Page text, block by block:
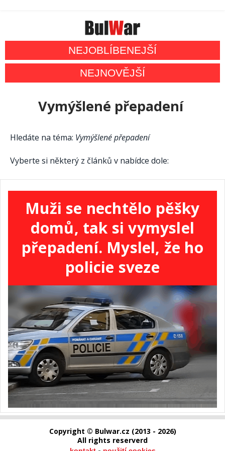
NEJOBLÍBENEJŠÍ
NEJNOVĚJŠÍ
Vymýšlené přepadení
Hledáte na téma: Vymýšlené přepadení
Vyberte si některý z článků v nabídce dole:
Muži se nechtělo pěšky
domů, tak si vymyslel
přepadení. Myslel, že ho
policie sveze
Copyright © Bulwar.cz (2013 - 2026)
All rights reserverd